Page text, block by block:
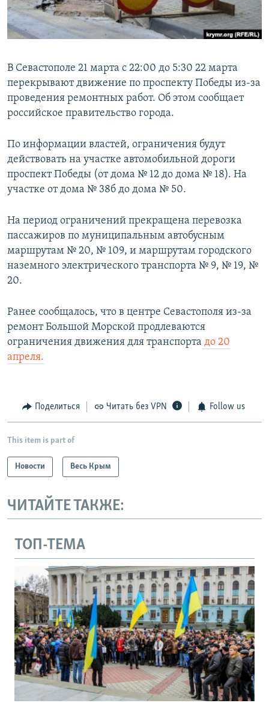
ПОБЕДИТЕЛЕЙ НЕ СУДЯТ?
КРЫМ.НЕПОКОРЕННЫЙ
УКРАИНСКАЯ ПРОБЛЕМА КРЫМА
ПРИСОЕДИНЯЙТЕСЬ!
Все сайты RFE/RL
В Севастополе 21 марта с 22:00 до 5:30 22 марта
перекрывают движение по проспекту Победы из-за
проведения ремонтных работ. Об этом сообщает
российское правительство города.
По информации властей, ограничения будут
действовать на участке автомобильной дороги
проспект Победы (от дома № 12 до дома № 18). На
участке от дома № 38б до дома № 50.
На период ограничений прекращена перевозка
пассажиров по муниципальным автобусным
маршрутам № 20, № 109, и маршрутам городского
наземного электрического транспорта № 9, № 19, №
20.
Ранее сообщалось, что в центре Севастополя из-за
ремонт Большой Морской продлеваются
ограничения движения для транспорта до 20
апреля.
Поделиться Читать без VPN Follow us
This item is part of
Новости Весь Крым
ЧИТАЙТЕ ТАКЖЕ:
ТОП-ТЕМА